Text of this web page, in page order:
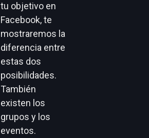
Diferencias
entre un
perfil de
Facebook
y una
página
de